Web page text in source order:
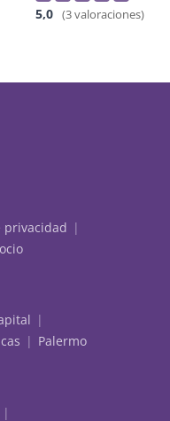
5,0 (3 valoraciones)
privacidad
Palermo